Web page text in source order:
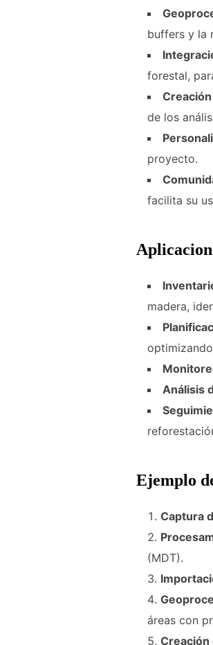
buffers y la
forestal,
de los
proyecto.
facilita su
madera,
Análisis
Ejemplo
Captura
(MDT).
áreas con
Creación